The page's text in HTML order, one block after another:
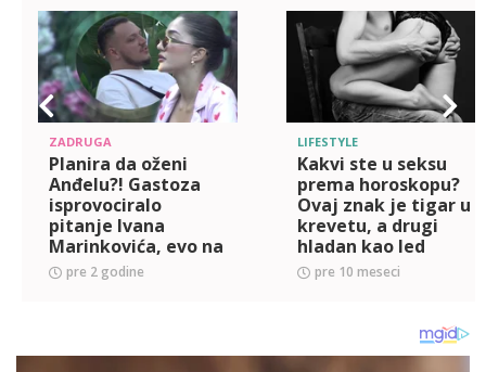
ZADRUGA
Planira da oženi
Anđelu?! Gastoza
isprovociralo
pitanje Ivana
Marinkovića, evo na
koji korak planira
da se odvaži!
pre 2 godine
LIFESTYLE
Kakvi ste u seksu
prema horoskopu?
Ovaj znak je tigar u
krevetu, a drugi
hladan kao led
pre 10 meseci